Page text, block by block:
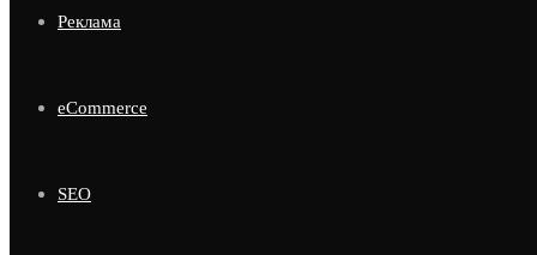
Реклама
eCommerce
SEO